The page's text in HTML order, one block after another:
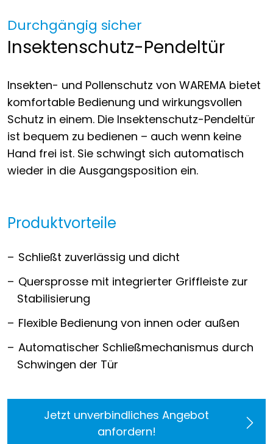
Durchgängig sicher
Insektenschutz-Pendeltür
Insekten- und Pollenschutz von WAREMA bietet
komfortable Bedienung und wirkungsvollen
Schutz in einem. Die Insektenschutz-Pendeltür
ist bequem zu bedienen – auch wenn keine
Hand frei ist. Sie schwingt sich automatisch
wieder in die Ausgangsposition ein.
Produktvorteile
Schließt zuverlässig und dicht
Quersprosse mit integrierter Griffleiste zur
Stabilisierung
Flexible Bedienung von innen oder außen
Automatischer Schließmechanismus durch
Schwingen der Tür
Jetzt unverbindliches Angebot
anfordern!